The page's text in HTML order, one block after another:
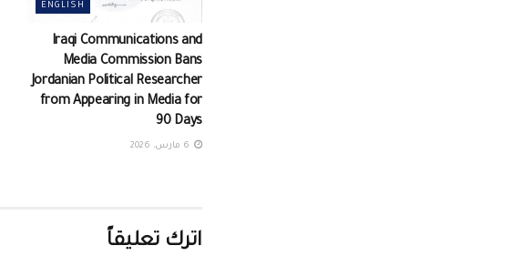
ENGLISH
Iraqi Communications and
Media Commission Bans
Jordanian Political Researcher
from Appearing in Media for
90 Days
اترك تعليقاً